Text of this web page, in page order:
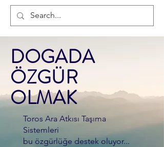
DOGADA
ÖZGÜR
OLMAK
Toros Ara Atkısı Taşıma
Sistemleri
bu özgürlüğe destek oluyor...